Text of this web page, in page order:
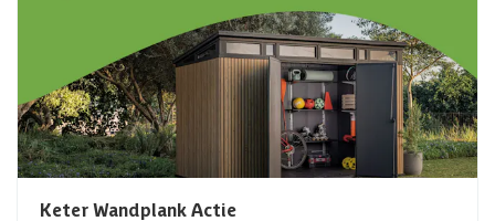
Keter Wandplank Actie